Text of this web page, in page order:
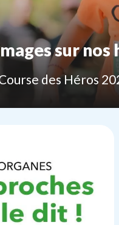
sur nos
des Héros